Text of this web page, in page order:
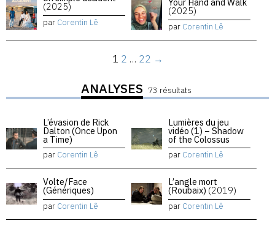
(2025)
par Corentin Lê
(2025)
par Corentin Lê
1 2 … 22 →
ANALYSES 73 résultats
L’évasion de Rick
Dalton (Once Upon
a Time)
par Corentin Lê
Lumières du jeu
vidéo (1) – Shadow
of the Colossus
par Corentin Lê
Volte/Face
(Génériques)
par Corentin Lê
L’angle mort
(Roubaix) (2019)
par Corentin Lê